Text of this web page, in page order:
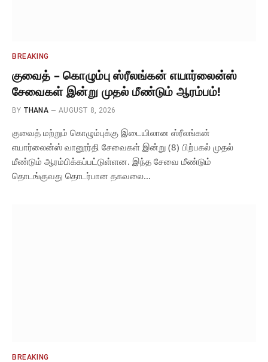
BREAKING
குவைத் – கொழும்பு ஸ்ரீலங்கன் எயார்லைன்ஸ்
சேவைகள் இன்று முதல் மீண்டும் ஆரம்பம்!
BY THANA AUGUST 8, 2026
குவைத் மற்றும் கொழும்புக்கு இடையிலான ஸ்ரீலங்கன்
எயார்லைன்ஸ் வானூர்தி சேவைகள் இன்று (8) பிற்பகல் முதல்
மீண்டும் ஆரம்பிக்கப்பட்டுள்ளன. ​இந்த சேவை மீண்டும்
தொடங்குவது தொடர்பான தகவலை…
BREAKING